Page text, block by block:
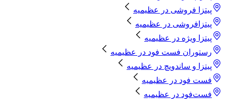
پیتزا فروشی در
عظیمیه
پیتزافروشی در
عظیمیه
پیتزا ویژه در
عظیمیه
رستوران فست فود در
عظیمیه
پیتزا و ساندویچ در
عظیمیه
فست فود در
عظیمیه
فست‌فود در
عظیمیه